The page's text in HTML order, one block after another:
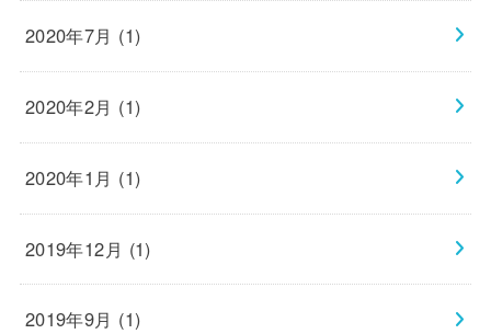
2020年7月 (1)
2020年2月 (1)
2020年1月 (1)
2019年12月 (1)
2019年9月 (1)